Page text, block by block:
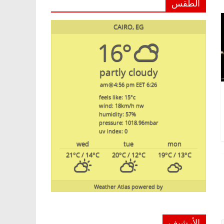
الطقس
CAIRO, EG
16°
partly cloudy
6:26 am
4:56 pm EET
feels like: 15°c
wind: 18km/h nw
humidity: 57%
pressure: 1018.96mbar
uv index: 0
mon
tue
wed
19°C/ 13°C
20°C/ 12°C
21°C/ 14°C
powered by
Weather Atlas